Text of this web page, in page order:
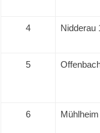
4 Nidderau
5
6 Mühlheim